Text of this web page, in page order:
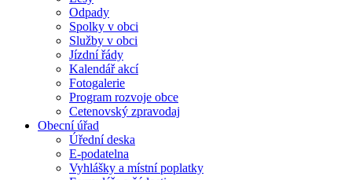
Odpady
Spolky v obci
Služby v obci
Jízdní řády
Kalendář akcí
Fotogalerie
Program rozvoje obce
Cetenovský zpravodaj
Obecní úřad
Úřední deska
E-podatelna
Vyhlášky a místní poplatky